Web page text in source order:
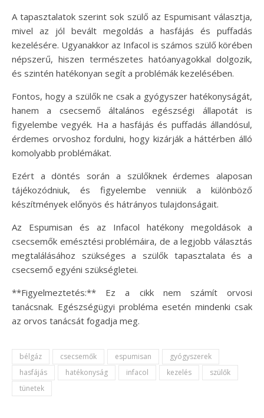
A tapasztalatok szerint sok szülő az Espumisant választja,
mivel az jól bevált megoldás a hasfájás és puffadás
kezelésére. Ugyanakkor az Infacol is számos szülő körében
népszerű, hiszen természetes hatóanyagokkal dolgozik,
és szintén hatékonyan segít a problémák kezelésében.
Fontos, hogy a szülők ne csak a gyógyszer hatékonyságát,
hanem a csecsemő általános egészségi állapotát is
figyelembe vegyék. Ha a hasfájás és puffadás állandósul,
érdemes orvoshoz fordulni, hogy kizárják a háttérben álló
komolyabb problémákat.
Ezért a döntés során a szülőknek érdemes alaposan
tájékozódniuk, és figyelembe venniük a különböző
készítmények előnyös és hátrányos tulajdonságait.
Az Espumisan és az Infacol hatékony megoldások a
csecsemők emésztési problémáira, de a legjobb választás
megtalálásához szükséges a szülők tapasztalata és a
csecsemő egyéni szükségletei.
**Figyelmeztetés:** Ez a cikk nem számít orvosi
tanácsnak. Egészségügyi probléma esetén mindenki csak
az orvos tanácsát fogadja meg.
bélgáz csecsemők espumisan
gyógyszerek
hasfájás
hatékonyság infacol kezelés
szülők
tünetek